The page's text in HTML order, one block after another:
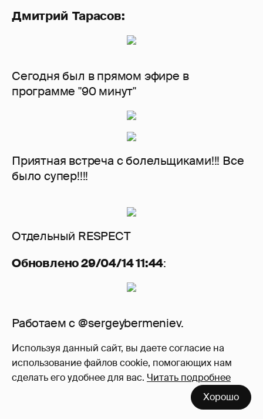
Используя данный сайт, вы даете согласие на
использование файлов cookie, помогающих нам
сделать его удобнее для вас. Читать подробнее
Хорошо
Дмитрий Тарасов:
Сегодня был в прямом эфире в
программе "90 минут"
Приятная встреча с болельщиками!!! Все
было супер!!!!
Отдельный RESPECT
Обновлено 29/04/14 11:44:
Работаем с @sergeybermeniev.
Совершенно гениальный человек!!!